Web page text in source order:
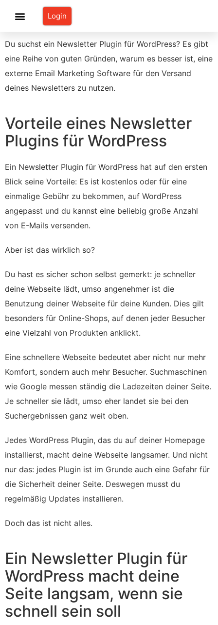
Login
Du suchst ein Newsletter Plugin für WordPress? Es gibt
eine Reihe von guten Gründen, warum es besser ist, eine
externe Email Marketing Software für den Versand
deines Newsletters zu nutzen.
Vorteile eines Newsletter
Plugins für WordPress
Ein Newsletter Plugin für WordPress hat auf den ersten
Blick seine Vorteile: Es ist kostenlos oder für eine
einmalige Gebühr zu bekommen, auf WordPress
angepasst und du kannst eine beliebig große Anzahl
von E-Mails versenden.
Aber ist das wirklich so?
Du hast es sicher schon selbst gemerkt: je schneller
deine Webseite lädt, umso angenehmer ist die
Benutzung deiner Webseite für deine Kunden. Dies gilt
besonders für Online-Shops, auf denen jeder Besucher
eine Vielzahl von Produkten anklickt.
Eine schnellere Webseite bedeutet aber nicht nur mehr
Komfort, sondern auch mehr Besucher. Suchmaschinen
wie Google messen ständig die Ladezeiten deiner Seite.
Je schneller sie lädt, umso eher landet sie bei den
Suchergebnissen ganz weit oben.
Jedes WordPress Plugin, das du auf deiner Homepage
installierst, macht deine Webseite langsamer. Und nicht
nur das: jedes Plugin ist im Grunde auch eine Gefahr für
die Sicherheit deiner Seite. Deswegen musst du
regelmäßig Updates installieren.
Doch das ist nicht alles.
Ein Newsletter Plugin für
WordPress macht deine
Seite langsam, wenn sie
schnell sein soll